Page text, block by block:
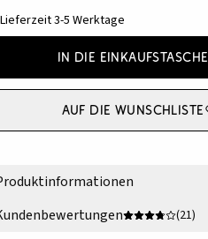
Lieferzeit 3-5 Werktage
In die Einkaufstasche
Auf die Wunschliste
(21)